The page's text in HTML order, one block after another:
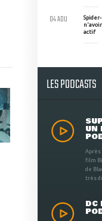
actif
04 AOU
LES PODCASTS
UN
Après
film
de
très
DC